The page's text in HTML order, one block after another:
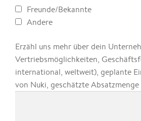
Freunde/Bekannte
Andere
Erzähl uns mehr über dein
Vertriebsmöglichkeiten,
international, weltweit), geplante
von Nuki, geschätzte